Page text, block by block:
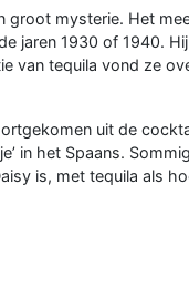
groot mysterie. Het
jaren 1930 of 1940.
van tequila vond ze
uit de
in het Spaans.
is, met tequila als